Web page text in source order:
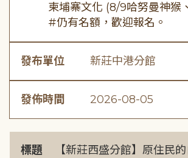
柬埔寨文化 (8/9哈努曼神猴
#仍有名額，歡迎報名。
發布單位 新莊中港分館
發佈時間 2026-08-05
標題
【新莊西盛分館】原住民